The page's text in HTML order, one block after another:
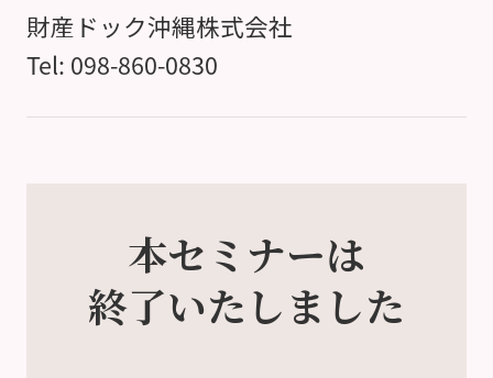
財産ドック沖縄株式会社
Tel: 098-860-0830
本セミナーは
終了いたしました